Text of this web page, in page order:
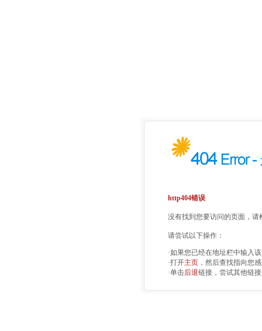
http404错误
没有找到您要访问的页面，请
请尝试以下操作：
·如果您已经在地址栏中输入
·打开主页 ，然后查找指向您
·单击后退链接，尝试其他链